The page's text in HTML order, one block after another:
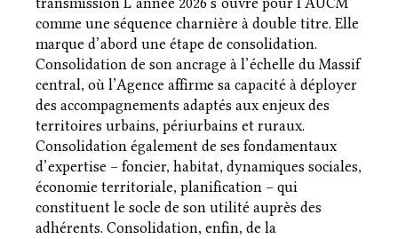
comme une séquence charnière à double titre. Elle
marque d’abord une étape de consolidation.
Consolidation de son ancrage à l’échelle du Massif
central, où l’Agence affirme sa capacité à déployer
des accompagnements adaptés aux enjeux des
territoires urbains, périurbains et ruraux.
Consolidation également de ses fondamentaux
d’expertise – foncier, habitat, dynamiques sociales,
économie territoriale, planification – qui
constituent le socle de son utilité auprès des
adhérents. Consolidation, enfin, de la